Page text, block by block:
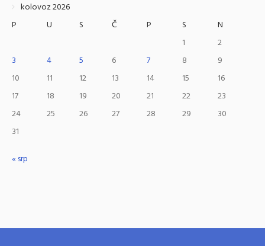
kolovoz 2026
P
U S Č P S
N
1
2
3
4 5 6 7 8
9
10
11 12 13 14 15
16
17
18 19 20 21 22
23
24
25 26 27 28 29
30
31
« srp